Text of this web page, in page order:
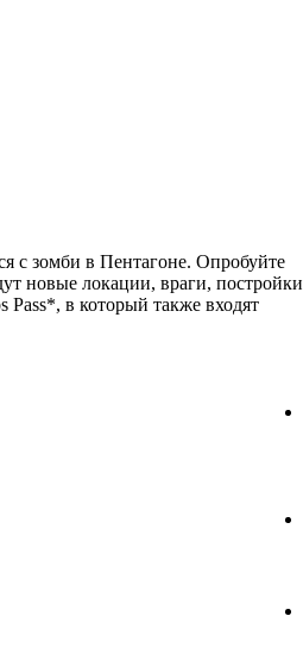
с зомби в Пентагоне. Опробуйте
новые локации, враги, постройки
Pass*, в который также входят